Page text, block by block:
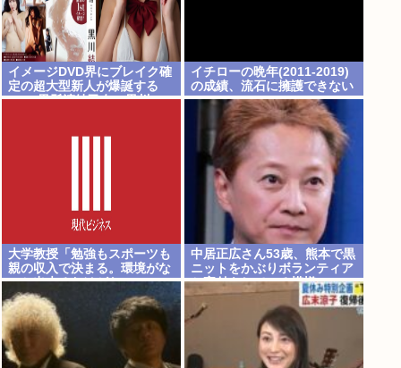
イメージDVD界にブレイク確
定の超大型新人が爆誕する
www黒髪清純乙女・黒川
イチローの晩年(2011-2019)
の成績、流石に擁護できない
www
大学教授「勉強もスポーツも
親の収入で決まる。環境がな
いと出来るわけがない」
中居正広さん53歳、熊本で黒
ニットをかぶりボランティア
と寄付をしている模様